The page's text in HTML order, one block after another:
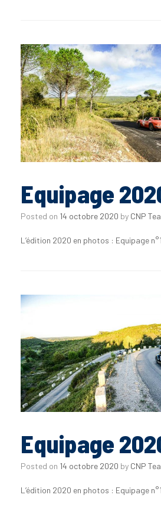
Equipage
Posted on 14 octobre 2020 by CNP
L’édition 2020 en photos : Equipage
Equipage
Posted on 14 octobre 2020 by CNP
L’édition 2020 en photos : Equipage